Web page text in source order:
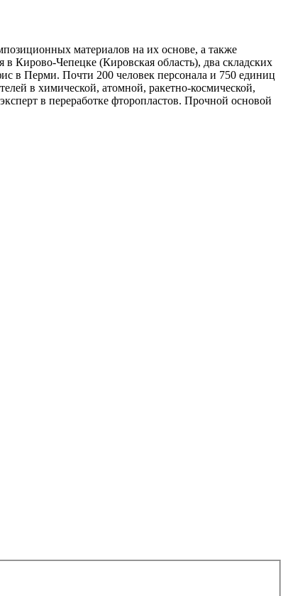
материалов на их основе, а также
Кирово-Чепецке (Кировская область), два складских
в Перми. Почти 200 человек персонала и 750 единиц
в химической, атомной, ракетно-космической,
в переработке фторопластов. Прочной основой